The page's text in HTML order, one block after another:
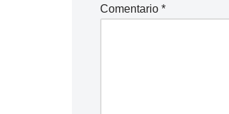
Comentario *